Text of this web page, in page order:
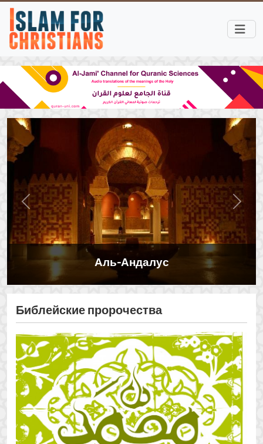
Краткое изложение периода скрытого
призыва к Исламу
Previous Next
Библейские пророчества
О ком возвещал Иоанн Предтеча. 2
Мухаммад в ветхом завете
(часть 2)
О чем гласят библейские пророчества?
...